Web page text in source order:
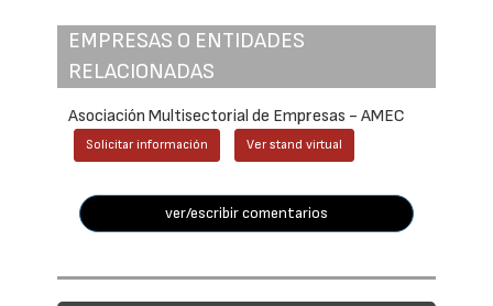
EMPRESAS O ENTIDADES
RELACIONADAS
Asociación Multisectorial de Empresas - AMEC
Solicitar información Ver stand virtual
ver/escribir comentarios